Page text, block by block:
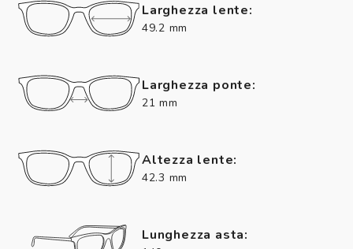
Larghezza lente:
49.2 mm
Larghezza ponte:
21 mm
Altezza lente:
42.3 mm
Lunghezza asta: